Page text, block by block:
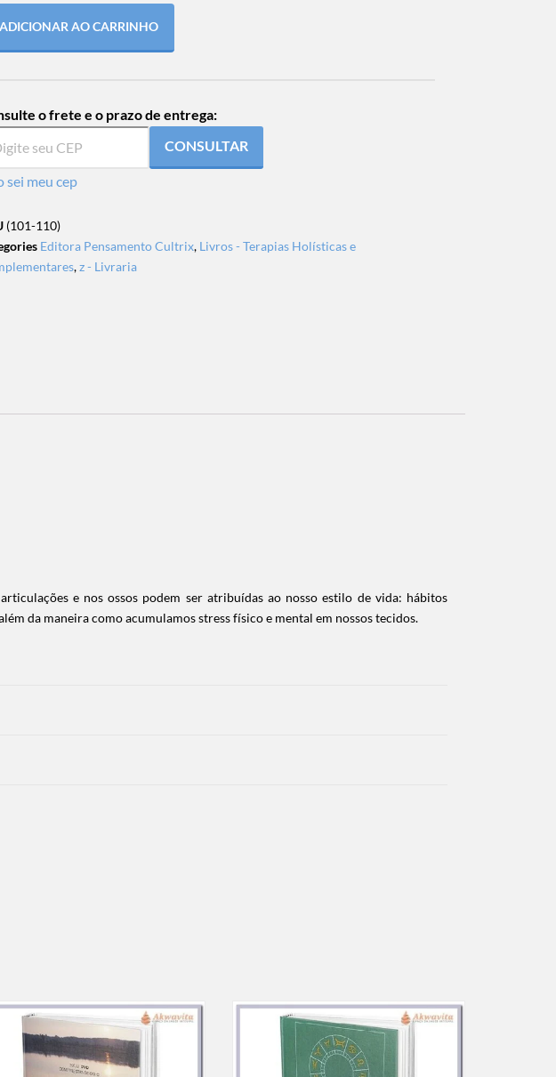
ADICIONAR AO CARRINHO
o frete e o prazo de entrega:
CONSULTAR
sei meu cep
(101-110)
Editora Pensamento Cultrix, Livros - Terapias Holísticas e
,z - Livraria
e nos ossos podem ser atribuídas ao nosso estilo de vida: hábitos
da maneira como acumulamos stress físico e mental em nossos tecidos.